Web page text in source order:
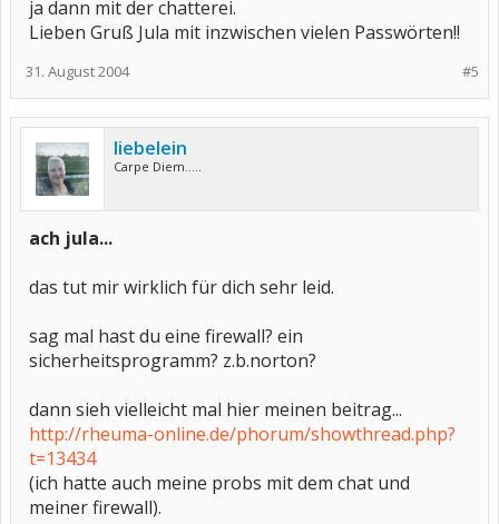
ja dann mit der chatterei.
Lieben Gruß Jula mit inzwischen vielen Passwörten!!
#5
31. August 2004
liebelein
Carpe Diem.....
ach jula...
das tut mir wirklich für dich sehr leid.
sag mal hast du eine firewall? ein
sicherheitsprogramm? z.b.norton?
dann sieh vielleicht mal hier meinen beitrag...
http://rheuma-online.de/phorum/showthread.php?
t=13434
(ich hatte auch meine probs mit dem chat und
meiner firewall).